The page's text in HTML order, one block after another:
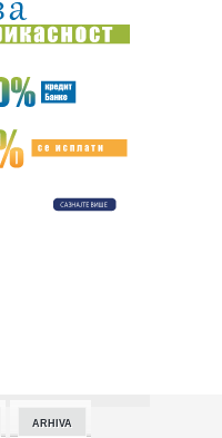
šok za Škendiju na Ostrvu
“iako je glup”
odbijaju da podrže Infantina
kruga je zaštićena kao moje
ARHIVA